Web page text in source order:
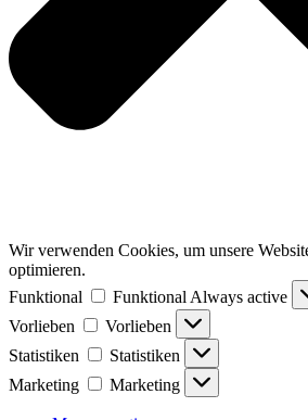
Wir verwenden Cookies, um unsere
optimieren.
Funktional
Funktional Always active
Vorlieben
Vorlieben
Statistiken
Statistiken
Marketing
Marketing